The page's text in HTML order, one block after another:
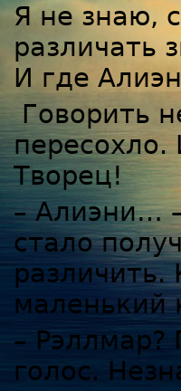
Я не знаю,
различать
И где
Говорить
пересохло.
Творец!
– Алиэни…
стало
маленький
–
голос.